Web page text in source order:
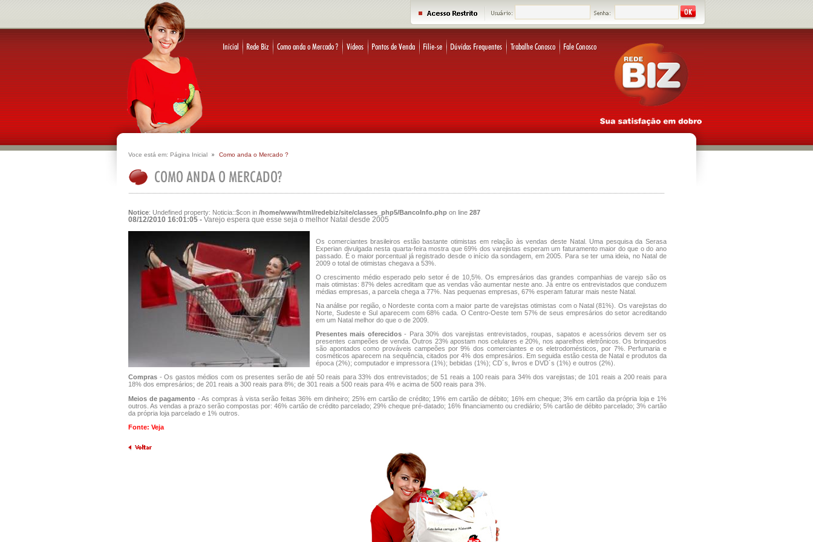
Voce está em: Página Inicial Como anda o Mercado ?
Notice: Undefined property: Noticia::$con in /home/www/html/redebiz/site/classes_php5/BancoInfo.php on line 287
08/12/2010 16:01:05 - Varejo espera que esse seja o melhor Natal desde 2005
Os comerciantes brasileiros estão bastante otimistas em relação às vendas deste Natal. Uma pesquisa da Serasa
Experian divulgada nesta quarta-feira mostra que 69% dos varejistas esperam um faturamento maior do que o do ano
passado. É o maior porcentual já registrado desde o início da sondagem, em 2005. Para se ter uma ideia, no Natal de
2009 o total de otimistas chegava a 53%.
O crescimento médio esperado pelo setor é de 10,5%. Os empresários das grandes companhias de varejo são os
mais otimistas: 87% deles acreditam que as vendas vão aumentar neste ano. Já entre os entrevistados que conduzem
médias empresas, a parcela chega a 77%. Nas pequenas empresas, 67% esperam faturar mais neste Natal.
Na análise por região, o Nordeste conta com a maior parte de varejistas otimistas com o Natal (81%). Os varejistas do
Norte, Sudeste e Sul aparecem com 68% cada. O Centro-Oeste tem 57% de seus empresários do setor acreditando
em um Natal melhor do que o de 2009.
Presentes mais oferecidos- Para 30% dos varejistas entrevistados, roupas, sapatos e acessórios devem ser os
presentes campeões de venda. Outros 23% apostam nos celulares e 20%, nos aparelhos eletrônicos. Os brinquedos
são apontados como prováveis campeões por 9% dos comerciantes e os eletrodomésticos, por 7%. Perfumaria e
cosméticos aparecem na sequência, citados por 4% dos empresários. Em seguida estão cesta de Natal e produtos da
época (2%); computador e impressora (1%); bebidas (1%); CD´s, livros e DVD´s (1%) e outros (2%).
Compras - Os gastos médios com os presentes serão de até 50 reais para 33% dos entrevistados; de 51 reais a 100 reais para 34% dos varejistas; de 101 reais a 200 reais para
18% dos empresários; de 201 reais a 300 reais para 8%; de 301 reais a 500 reais para 4% e acima de 500 reais para 3%.
Meios de pagamento - As compras à vista serão feitas 36% em dinheiro; 25% em cartão de crédito; 19% em cartão de débito; 16% em cheque; 3% em cartão da própria loja e 1%
outros. As vendas a prazo serão compostas por: 46% cartão de crédito parcelado; 29% cheque pré-datado; 16% financiamento ou crediário; 5% cartão de débito parcelado; 3% cartão
da própria loja parcelado e 1% outros.
Fonte: Veja